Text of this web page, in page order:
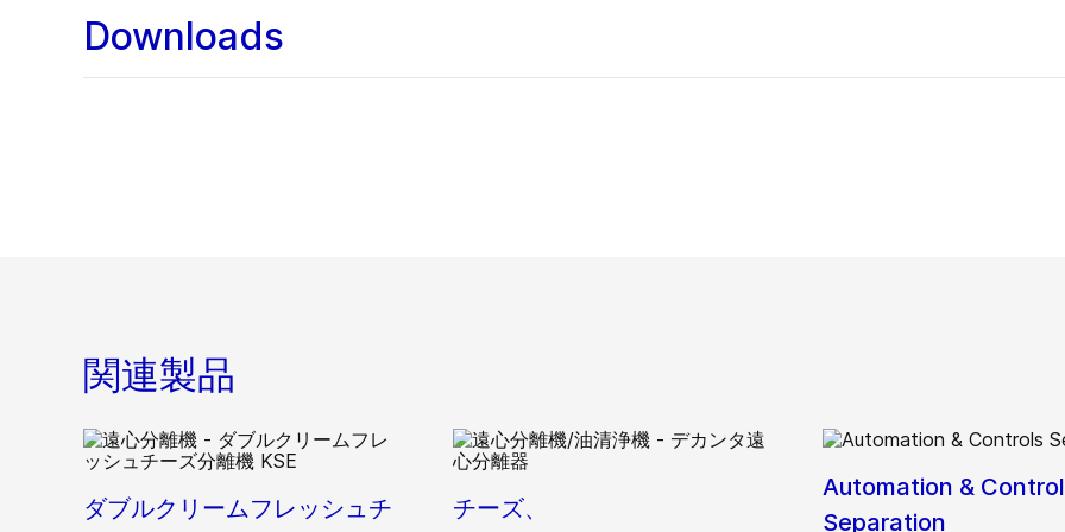
Downloads
関連製品
ダブルクリームフレッシュチ
チーズ、
Automation &
Separation